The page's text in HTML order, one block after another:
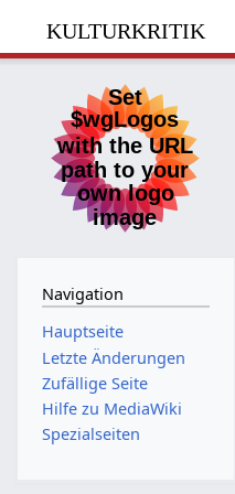
kulturkritik
Navigation
Hauptseite
Letzte Änderungen
Zufällige Seite
Hilfe zu MediaWiki
Spezialseiten